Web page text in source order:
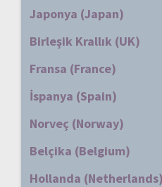
Japonya (Japan)
Birleşik Krallık (UK)
Fransa (France)
İspanya (Spain)
Norveç (Norway)
Belçika (Belgium)
Hollanda (Netherlands)